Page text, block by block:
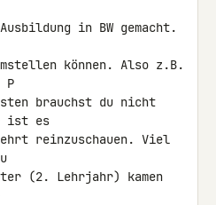
in BW gemacht.
können. Also z.B.
P
brauchst du nicht
ist es
reinzuschauen. Viel
(2. Lehrjahr) kamen